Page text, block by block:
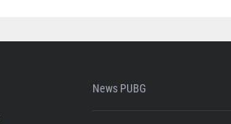
News PUBG